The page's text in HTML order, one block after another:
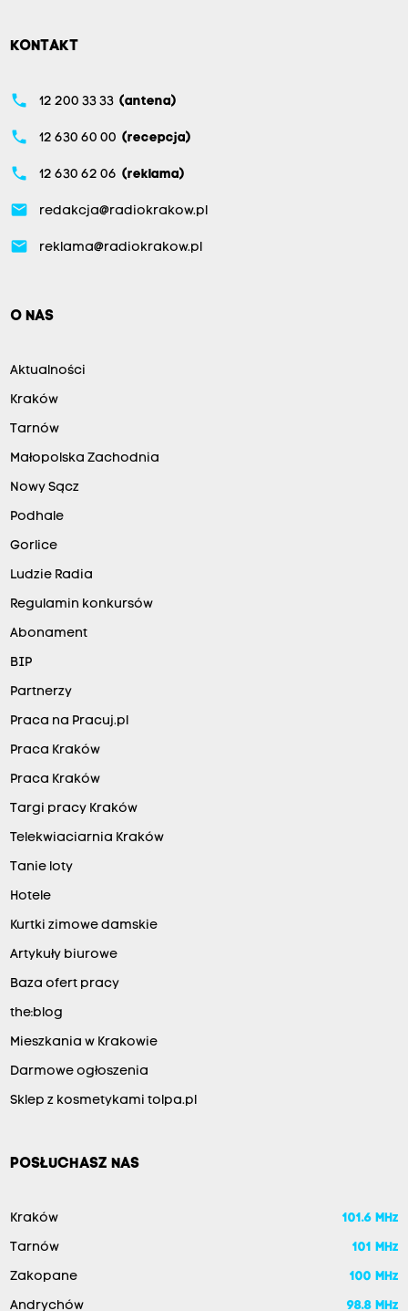
KONTAKT
phone 12 200 33 33 (antena)
phone 12 630 60 00 (recepcja)
phone 12 630 62 06 (reklama)
email redakcja@radiokrakow.pl
email reklama@radiokrakow.pl
O NAS
Aktualności
Kraków
Tarnów
Małopolska Zachodnia
Nowy Sącz
Podhale
Gorlice
Ludzie Radia
Regulamin konkursów
Abonament
BIP
Partnerzy
Praca na Pracuj.pl
Praca Kraków
Praca Kraków
Targi pracy Kraków
Telekwiaciarnia Kraków
Tanie loty
Hotele
Kurtki zimowe damskie
Artykuły biurowe
Baza ofert pracy
the:blog
Mieszkania w Krakowie
Darmowe ogłoszenia
Sklep z kosmetykami tolpa.pl
POSŁUCHASZ NAS
Kraków 101.6 MHz
Tarnów 101 MHz
Zakopane 100 MHz
Andrychów 98.8 MHz